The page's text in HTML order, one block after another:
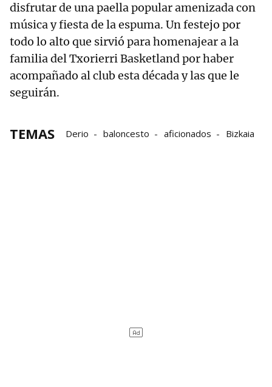
disfrutar de una paella popular amenizada con
música y fiesta de la espuma. Un festejo por
todo lo alto que sirvió para homenajear a la
familia del Txorierri Basketland por haber
acompañado al club esta década y las que le
seguirán.
TEMAS Derio baloncesto aficionados Bizkaia